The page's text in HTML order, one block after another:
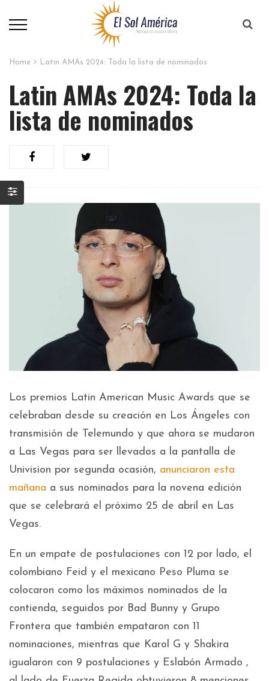
Home Latin AMAs 2024: Toda la lista de nominados
Latin AMAs 2024: Toda la
lista de nominados
Los premios Latin American Music Awards que se
celebraban desde su creación en Los Ángeles con
transmisión de Telemundo y que ahora se mudaron
a Las Vegas para ser llevados a la pantalla de
Univision por segunda ocasión, anunciaron esta
mañana a sus nominados para la novena edición
que se celebrará el próximo 25 de abril en Las
Vegas.
En un empate de postulaciones con 12 por lado, el
colombiano Feid y el mexicano Peso Pluma se
colocaron como los máximos nominados de la
contienda, seguidos por Bad Bunny y Grupo
Frontera que también empataron con 11
nominaciones, mientras que Karol G y Shakira
igualaron con 9 postulaciones y Eslabón Armado ,